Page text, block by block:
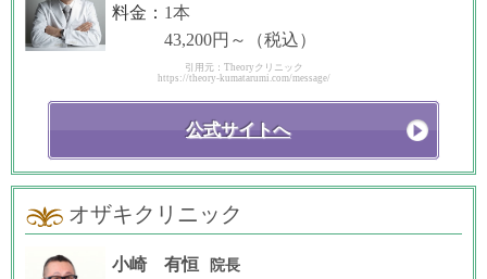
料金： 1本
43,200円～（税込）
引用元：Theoryクリニック
https://theory-kumatarumi.com/message/
公式サイトへ
オザキクリニック
小崎 有恒 院長